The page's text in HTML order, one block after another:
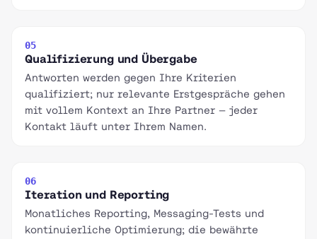
05
Qualifizierung und Übergabe
Antworten werden gegen Ihre Kriterien
qualifiziert; nur relevante Erstgespräche gehen
mit vollem Kontext an Ihre Partner — jeder
Kontakt läuft unter Ihrem Namen.
06
Iteration und Reporting
Monatliches Reporting, Messaging-Tests und
kontinuierliche Optimierung; die bewährte